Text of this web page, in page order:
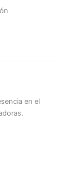
en el